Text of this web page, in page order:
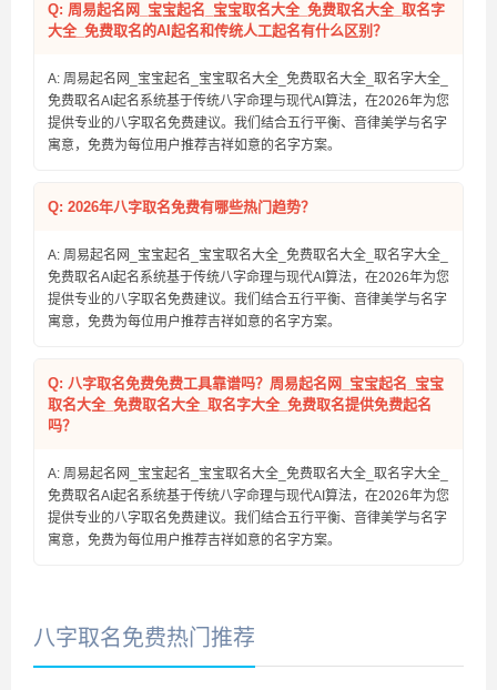
Q: 周易起名网_宝宝起名_宝宝取名大全_免费取名大全_取名字
大全_免费取名的AI起名和传统人工起名有什么区别？
A: 周易起名网_宝宝起名_宝宝取名大全_免费取名大全_取名字大全_
免费取名AI起名系统基于传统八字命理与现代AI算法，在2026年为您
提供专业的八字取名免费建议。我们结合五行平衡、音律美学与名字
寓意，免费为每位用户推荐吉祥如意的名字方案。
Q: 2026年八字取名免费有哪些热门趋势？
A: 周易起名网_宝宝起名_宝宝取名大全_免费取名大全_取名字大全_
免费取名AI起名系统基于传统八字命理与现代AI算法，在2026年为您
提供专业的八字取名免费建议。我们结合五行平衡、音律美学与名字
寓意，免费为每位用户推荐吉祥如意的名字方案。
Q: 八字取名免费免费工具靠谱吗？周易起名网_宝宝起名_宝宝
取名大全_免费取名大全_取名字大全_免费取名提供免费起名
吗？
A: 周易起名网_宝宝起名_宝宝取名大全_免费取名大全_取名字大全_
免费取名AI起名系统基于传统八字命理与现代AI算法，在2026年为您
提供专业的八字取名免费建议。我们结合五行平衡、音律美学与名字
寓意，免费为每位用户推荐吉祥如意的名字方案。
八字取名免费热门推荐